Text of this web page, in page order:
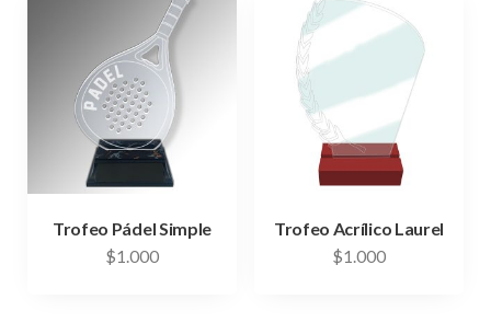
Trofeo Pádel Simple
$1.000
Trofeo Acrílico Laurel
$1.000